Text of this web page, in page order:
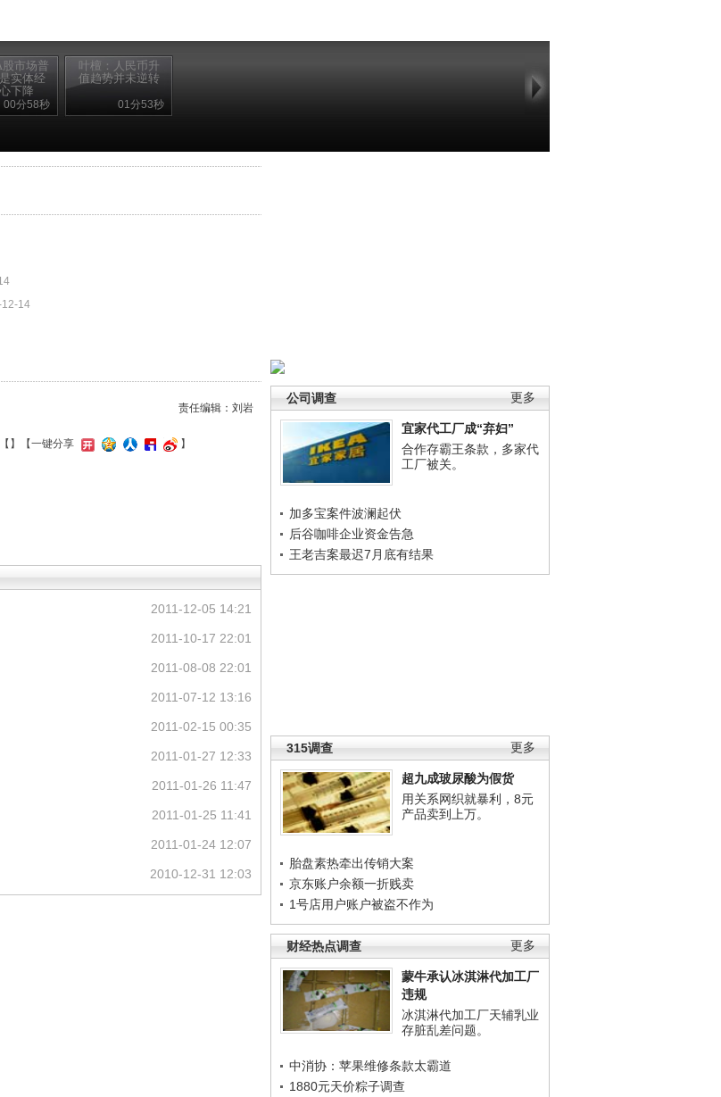
股市场普
实体经
下降
00分58秒
叶檀：人民币升
值趋势并未逆转
01分53秒
更多
公司调查
宜家代工厂成“弃妇”
合作存霸王条款，多家代
工厂被关。
加多宝案件波澜起伏
后谷咖啡企业资金告急
王老吉案最迟7月底有结果
更多
315调查
超九成玻尿酸为假货
用关系网织就暴利，8元
产品卖到上万。
胎盘素热牵出传销大案
京东账户余额一折贱卖
1号店用户账户被盗不作为
更多
财经热点调查
蒙牛承认冰淇淋代加工厂
违规
冰淇淋代加工厂天辅乳业
存脏乱差问题。
中消协：苹果维修条款太霸道
1880元天价粽子调查
14
责任编辑：刘岩
】 【一键分享 】
2011-12-05 14:21
2011-10-17 22:01
2011-08-08 22:01
2011-07-12 13:16
2011-02-15 00:35
2011-01-27 12:33
2011-01-26 11:47
2011-01-25 11:41
2011-01-24 12:07
2010-12-31 12:03